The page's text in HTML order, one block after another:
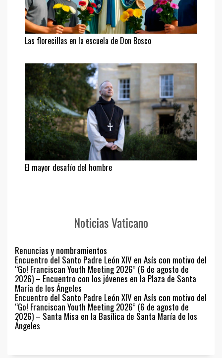
Las florecillas en la escuela de Don Bosco
El mayor desafío del hombre
Noticias Vaticano
Renuncias y nombramientos
Encuentro del Santo Padre León XIV en Asís con motivo del
“Go! Franciscan Youth Meeting 2026” (6 de agosto de
2026) – Encuentro con los jóvenes en la Plaza de Santa
María de los Ángeles
Encuentro del Santo Padre León XIV en Asís con motivo del
“Go! Franciscan Youth Meeting 2026” (6 de agosto de
2026) – Santa Misa en la Basílica de Santa María de los
Ángeles